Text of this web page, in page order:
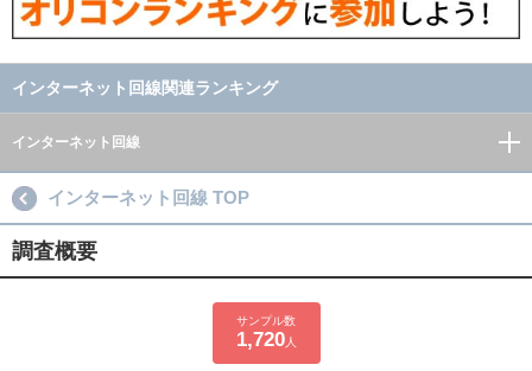
インターネット回線関連ランキング
インターネット回線
インターネット回線 TOP
調査概要
サンプル数
1,720人